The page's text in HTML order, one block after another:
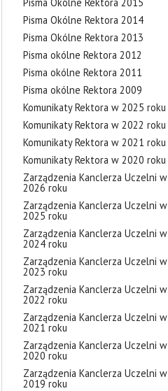
Pisma Okólne Rektora 2014
Pisma Okólne Rektora 2013
Pisma okólne Rektora 2012
Pisma okólne Rektora 2011
Pisma okólne Rektora 2009
Komunikaty Rektora w 2025 roku
Komunikaty Rektora w 2022 roku
Komunikaty Rektora w 2021 roku
Komunikaty Rektora w 2020 roku
Zarządzenia Kanclerza Uczelni w
2026 roku
Zarządzenia Kanclerza Uczelni w
2025 roku
Zarządzenia Kanclerza Uczelni w
2024 roku
Zarządzenia Kanclerza Uczelni w
2023 roku
Zarządzenia Kanclerza Uczelni w
2022 roku
Zarządzenia Kanclerza Uczelni w
2021 roku
Zarządzenia Kanclerza Uczelni w
2020 roku
Zarządzenia Kanclerza Uczelni w
2019 roku